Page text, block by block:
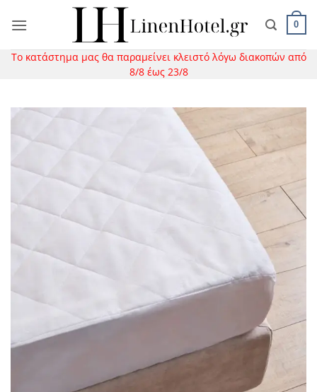
στο
0
Το κατάστημα μας θα παραμείνει κλειστό λόγω διακοπών από
8/8 έως 23/8